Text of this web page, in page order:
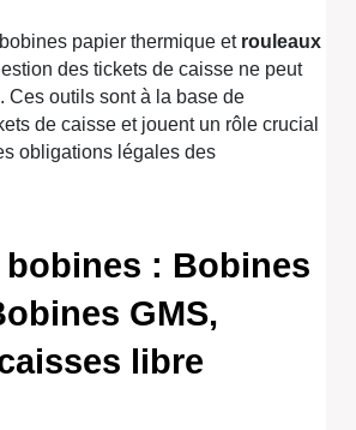
papier thermique et rouleaux
des tickets de caisse ne peut
Ces outils sont à la base de
de caisse et jouent un rôle crucial
obligations légales des
bobines : Bobines
GMS,
libre